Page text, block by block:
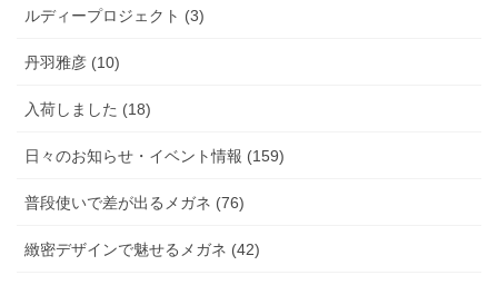
ルディープロジェクト (3)
丹羽雅彦 (10)
入荷しました (18)
日々のお知らせ・イベント情報 (159)
普段使いで差が出るメガネ (76)
緻密デザインで魅せるメガネ (42)